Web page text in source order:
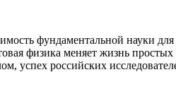
фундаментальной науки
физика меняет жизнь
успех российских